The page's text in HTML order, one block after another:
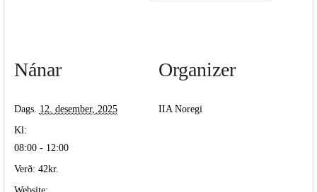
Nánar
Dags. 12. desember, 2025
Kl:
08:00 - 12:00
Verð: 42kr.
Website:
Organizer
IIA Noregi